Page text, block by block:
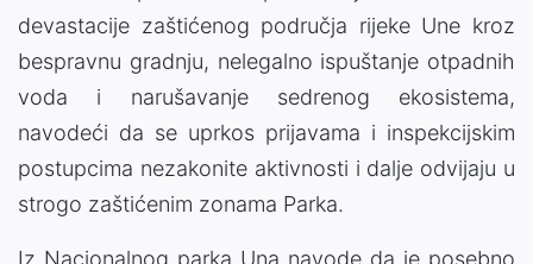
devastacije zaštićenog područja rijeke Une kroz
bespravnu gradnju, nelegalno ispuštanje otpadnih
voda i narušavanje sedrenog ekosistema,
navodeći da se uprkos prijavama i inspekcijskim
postupcima nezakonite aktivnosti i dalje odvijaju u
strogo zaštićenim zonama Parka.
Iz Nacionalnog parka Una navode da je posebno